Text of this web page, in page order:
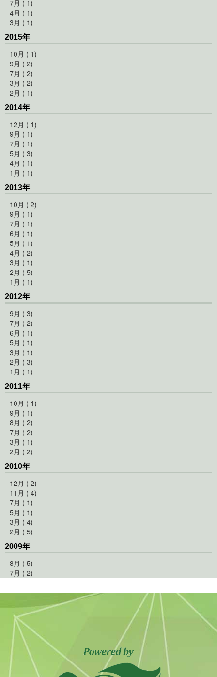
7月 ( 1)
4月 ( 1)
3月 ( 1)
2015年
10月 ( 1)
9月 ( 2)
7月 ( 2)
3月 ( 2)
2月 ( 1)
2014年
12月 ( 1)
9月 ( 1)
7月 ( 1)
5月 ( 3)
4月 ( 1)
1月 ( 1)
2013年
10月 ( 2)
9月 ( 1)
7月 ( 1)
6月 ( 1)
5月 ( 1)
4月 ( 2)
3月 ( 1)
2月 ( 5)
1月 ( 1)
2012年
9月 ( 3)
7月 ( 2)
6月 ( 1)
5月 ( 1)
3月 ( 1)
2月 ( 3)
1月 ( 1)
2011年
10月 ( 1)
9月 ( 1)
8月 ( 2)
7月 ( 2)
3月 ( 1)
2月 ( 2)
2010年
12月 ( 2)
11月 ( 4)
7月 ( 1)
5月 ( 1)
3月 ( 4)
2月 ( 5)
2009年
8月 ( 5)
7月 ( 2)